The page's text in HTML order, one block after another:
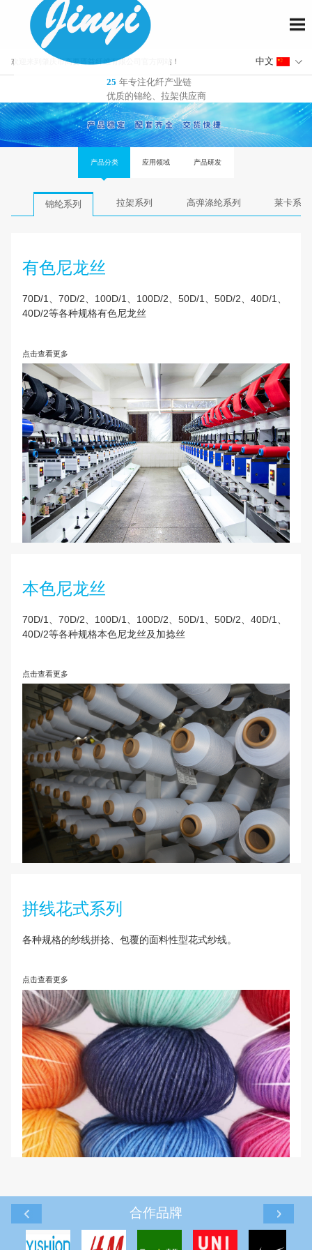
欢迎来到肇庆市高要晋益纤维有限公司官方网站！
25 年专注化纤产业链
优质的锦纶、拉架供应商
产品分类 应用领域 产品研发
70D/1、70D/2、100D/1、100D/2、50D/1、50D/2
40D/2等各种规格有色尼龙丝
点击查看更多
本色尼龙丝
70D/1、70D/2、100D/1、100D/2、50D/1、50D/2
40D/2等各种规格本色尼龙丝及加捻丝
点击查看更多
拼线花式系列
点击查看更多